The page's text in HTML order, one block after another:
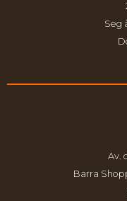
Seg
Av.
Barra